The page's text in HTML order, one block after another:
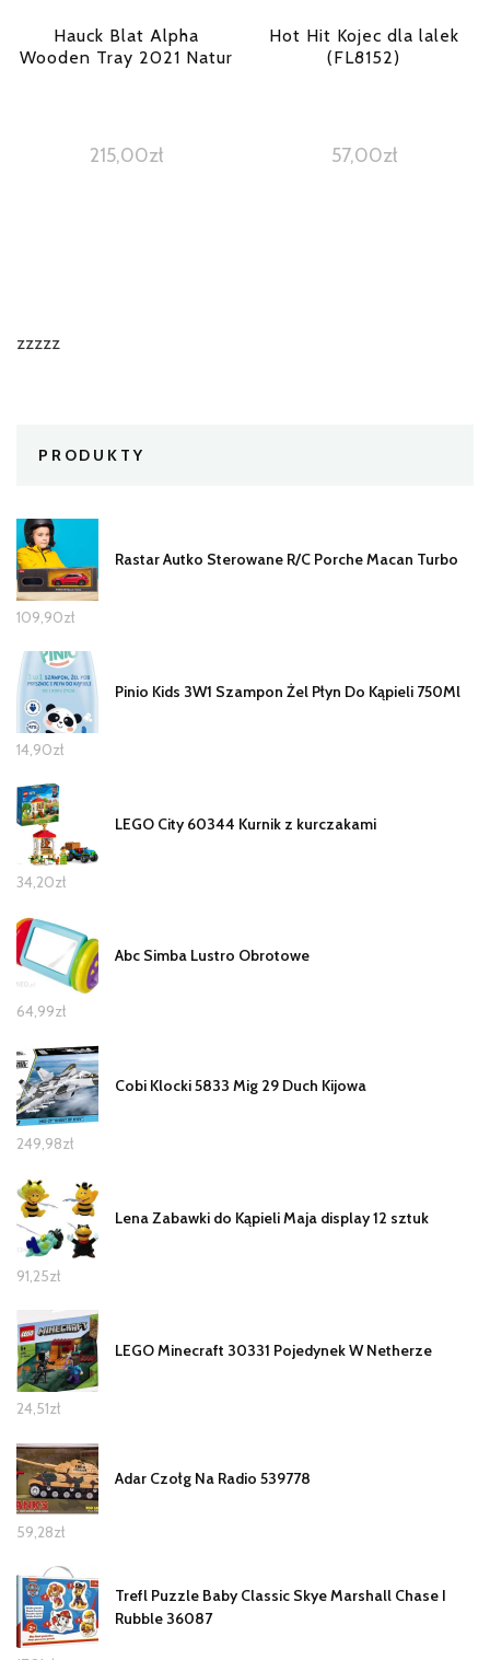
Hauck Blat Alpha
Wooden Tray 2021 Natur
215,00zł
Hot Hit Kojec dla lalek
(FL8152)
57,00zł
zzzzz
PRODUKTY
Rastar Autko Sterowane R/C Porche Macan Turbo
109,90zł
Pinio Kids 3W1 Szampon Żel Płyn Do Kąpieli 750Ml
14,90zł
LEGO City 60344 Kurnik z kurczakami
34,20zł
Abc Simba Lustro Obrotowe
64,99zł
Cobi Klocki 5833 Mig 29 Duch Kijowa
249,98zł
Lena Zabawki do Kąpieli Maja display 12 sztuk
91,25zł
LEGO Minecraft 30331 Pojedynek W Netherze
24,51zł
Adar Czołg Na Radio 539778
59,28zł
Trefl Puzzle Baby Classic Skye Marshall Chase I
Rubble 36087